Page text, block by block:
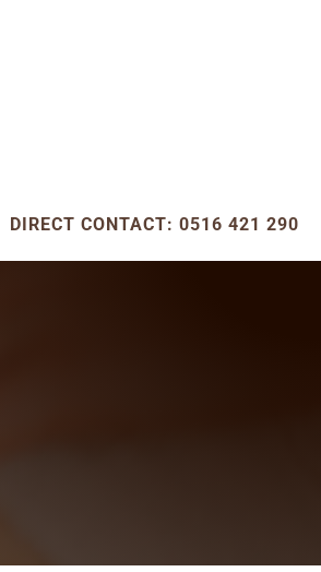
DIRECT CONTACT: 0516 421 290